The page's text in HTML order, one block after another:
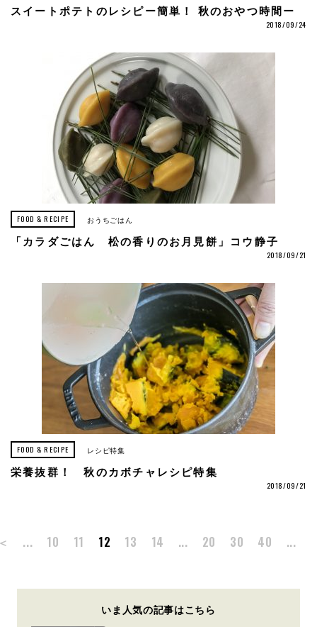
スイートポテトのレシピー簡単！ 秋のおやつ時間ー
2018/09/24
FOOD & RECIPE おうちごはん
「カラダごはん 松の香りのお月見餅」コウ静子
2018/09/21
FOOD & RECIPE レシピ特集
栄養抜群！ 秋のカボチャレシピ特集
2018/09/21
... 10 11 12 13 14 ... 20 30 40 ...
いま人気の記事はこちら